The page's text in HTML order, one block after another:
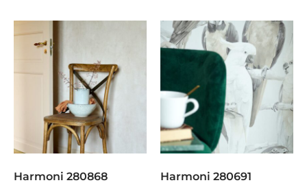
Harmoni 280868 Harmoni 280691